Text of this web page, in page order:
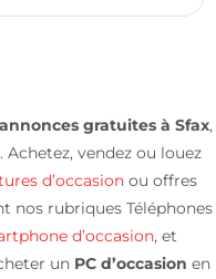
annonces gratuites à Sfax,
vendez ou louez
d’occasion ou offres
nos rubriques Téléphones
d’occasion, et
un PC d’occasion en